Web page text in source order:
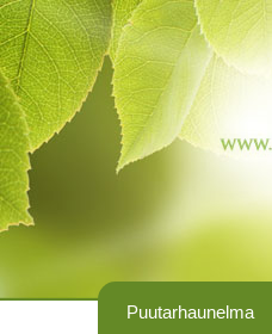
Puutarhaunelma